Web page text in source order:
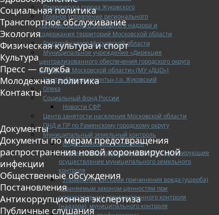
Прокуратура города Жуковского
Главное управление регионального
государственного жилищного надзора и
содержания территорий Московской области
Госстройнадзор Московской области
Муниципальное учреждение «Дирекция
централизованного обеспечения городского округа
Жуковский Московской области» (МУ «ДЦО»)
Центр «Мои документы» г.о. Жуковский
Опека
Социальный фонд России
Новости СФР
Центр занятости населения Московской области
ОНД и ПР по Раменскому городскому округу
Муниципальный земельный контроль
Отдел земельного контроля
Нормативно-правовые акты (НПА), регулирующие
осуществление муниципального земельного
контроля
Управление рисками причинения вреда (ущерба)
охраняемым законом ценностям при
осуществлении государственного контроля
(надзора), муниципального контроля
Социальная политика
Транспортное обслуживание
Экология
Физическая культура и спорт
Культура
Пресс — служба
Молодежная политика
Контакты
Документы
Документы по мерам предотвращения
распространения новой коронавирусной
инфекции
Общественные обсуждения
Постановления
Антикоррупционная экспертиза
Публичные слушания